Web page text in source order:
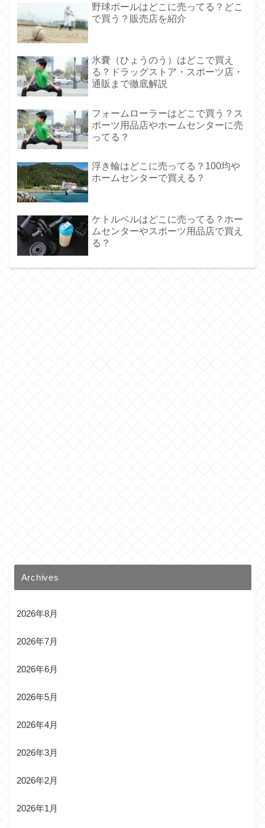
野球ボールはどこに売ってる？どこ
で買う？販売店を紹介
氷嚢（ひょうのう）はどこで買え
る？ドラッグストア・スポーツ店・
通販まで徹底解説
フォームローラーはどこで買う？ス
ポーツ用品店やホームセンターに売
ってる？
浮き輪はどこに売ってる？100均や
ホームセンターで買える？
ケトルベルはどこに売ってる？ホー
ムセンターやスポーツ用品店で買え
る？
Archives
2026年8月
2026年7月
2026年6月
2026年5月
2026年4月
2026年3月
2026年2月
2026年1月